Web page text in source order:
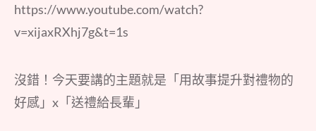
https://www.youtube.com/watch?
v=xijaxRXhj7g&t=1s
沒錯！今天要講的主題就是「用故事提升對禮物的
好感」x「送禮給長輩」